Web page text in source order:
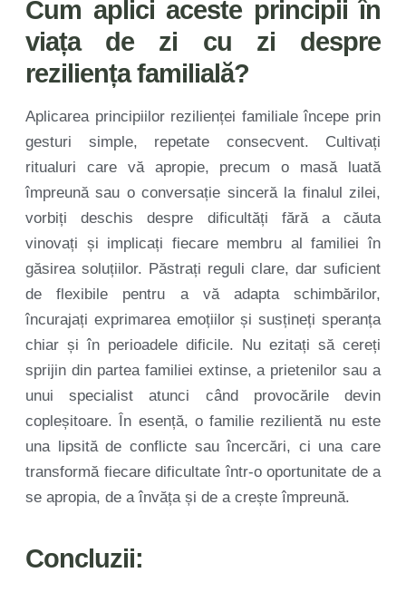
Cum aplici aceste principii în
viața de zi cu zi despre
reziliența familială?
Aplicarea principiilor rezilienței familiale începe prin
gesturi simple, repetate consecvent. Cultivați
ritualuri care vă apropie, precum o masă luată
împreună sau o conversație sinceră la finalul zilei,
vorbiți deschis despre dificultăți fără a căuta
vinovați și implicați fiecare membru al familiei în
găsirea soluțiilor. Păstrați reguli clare, dar suficient
de flexibile pentru a vă adapta schimbărilor,
încurajați exprimarea emoțiilor și susțineți speranța
chiar și în perioadele dificile. Nu ezitați să cereți
sprijin din partea familiei extinse, a prietenilor sau a
unui specialist atunci când provocările devin
copleșitoare. În esență, o familie rezilientă nu este
una lipsită de conflicte sau încercări, ci una care
transformă fiecare dificultate într-o oportunitate de a
se apropia, de a învăța și de a crește împreună.
Concluzii: